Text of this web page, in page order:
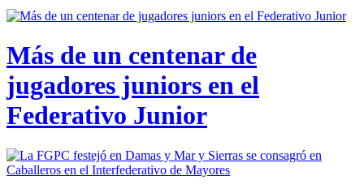
Más de un centenar de
jugadores juniors en el
Federativo Junior